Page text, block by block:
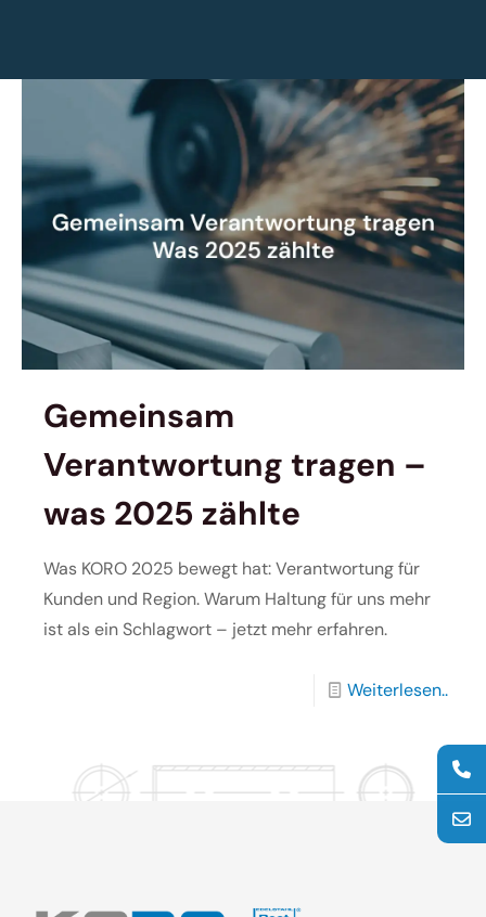
Gemeinsam
Verantwortung tragen –
was 2025 zählte
Was KORO 2025 bewegt hat: Verantwortung für
Kunden und Region. Warum Haltung für uns mehr
ist als ein Schlagwort – jetzt mehr erfahren.
Weiterlesen..